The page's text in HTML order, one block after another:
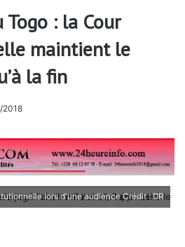
: la Cour
maintient le
la fin
2018
lors d'une audience Crédit : DR